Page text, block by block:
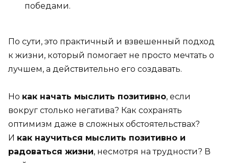
победами.
По сути, это практичный и взвешенный подход
к жизни, который помогает не просто мечтать о
лучшем, а действительно его создавать.
Но как начать мыслить позитивно, если
вокруг столько негатива? Как сохранять
оптимизм даже в сложных обстоятельствах?
И как научиться мыслить позитивно и
радоваться жизни, несмотря на трудности? В